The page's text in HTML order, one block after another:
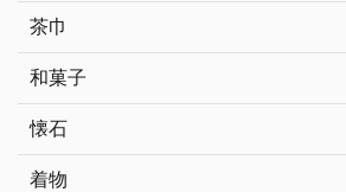
茶巾
和菓子
懐石
着物